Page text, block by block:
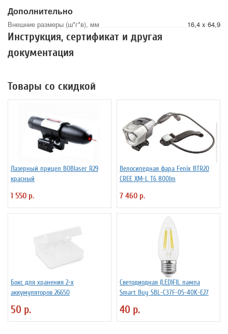
Дополнительно
Внешние размеры (ш*г*в), мм 16,4 x 64,9
Инструкция, сертификат и другая
документация
Товары со скидкой
Лазерный прицел BOBlaser R29
красный
1 550 р.
Велосипедная фара Fenix BTR20
CREE XM-L T6 800lm
7 460 р.
Бокс для хранения 2-х
аккумуляторов 26650
50 р.
Светодиодная (LED)FIL лампа
Smart Buy SBL-C37F-05-40K-E27
40 р.